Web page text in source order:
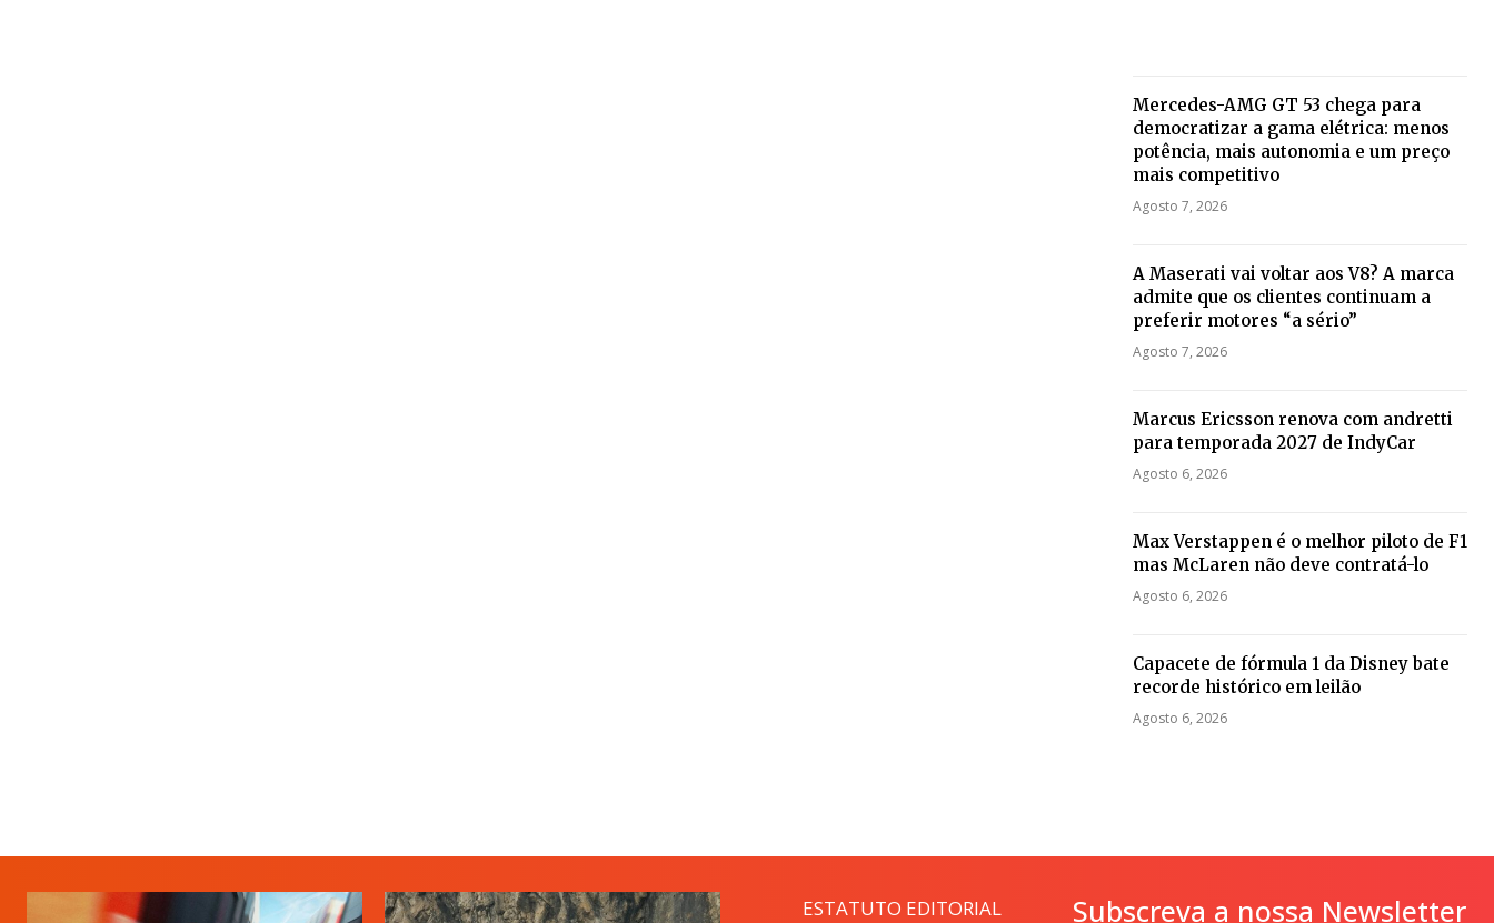
Mercedes-AMG GT 53 chega para
democratizar a gama elétrica: menos
potência, mais autonomia e um preço
mais competitivo
Agosto 7, 2026
A Maserati vai voltar aos V8? A marca
admite que os clientes continuam a
preferir motores “a sério”
Agosto 7, 2026
Marcus Ericsson renova com andretti
para temporada 2027 de IndyCar
Agosto 6, 2026
Max Verstappen é o melhor piloto de F1
mas McLaren não deve contratá-lo
Agosto 6, 2026
Capacete de fórmula 1 da Disney bate
recorde histórico em leilão
Agosto 6, 2026
ESTATUTO EDITORIAL Subscreva a nossa Newsletter